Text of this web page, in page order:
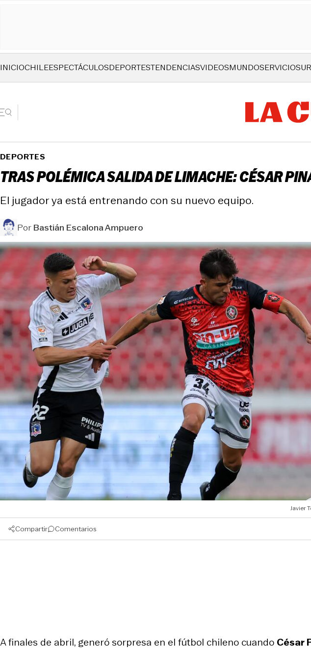
INICIOCHILEESPECTÁCULOSDEPORTESTENDENCIASVIDEOSMUNDOSERVICIOS
DEPORTES
TRAS POLÉMICA SALIDA DE LIMACHE: CÉSAR
El jugador ya está entrenando con su nuevo equipo.
PorBastián Escalona Ampuero
Javier
Compartir Comentarios
A finales de abril, generó sorpresa en el fútbol chileno cuando César